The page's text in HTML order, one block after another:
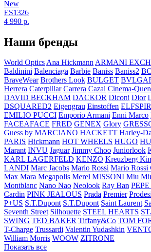
New
ES1326
4 990 р.
Наши бренды
World OpticsAna HickmannARMANI
Baldinini Balenciaga Barbie Baniss Baniss2
BraveWear Brothers Look BULGET
Herrera Caterpillar Carrera Cazal Cinema-
DAVID BECKHAM DACKOR Diconi Dior
DSQUARED2 Eigengrau Einstoffen
EMILIO PUCCI Emporio Armani Enni Marco
FACEAFACE FRED GENEX Glory
Guess by MARCIANO HACKETT Harley-
PARIS Hickmann HOT WHEELS HUGO
Marant INVU Jaguar Jimmy Choo Juniorlook
KARL LAGERFELD KENZO Kreuzberg
LANDI Marc Jacobs Mario Rossi Mario Rossi
Max Mara Megapolis Merel MISSONI Miu
Montblanc Nano Nao Neolook Ray Ban
Cardin PINK JEALOUS Prada Premier
P+US S.T.Dupont S.T.Dupont Saint Laurent
Seventh Street Silhouette STEEL HEARTS
SWING TED BAKER Tiffany&Co TOM
T-Charge Trussardi Valentin Yudashkin
William Morris WOOW ZITRONE
Показать все